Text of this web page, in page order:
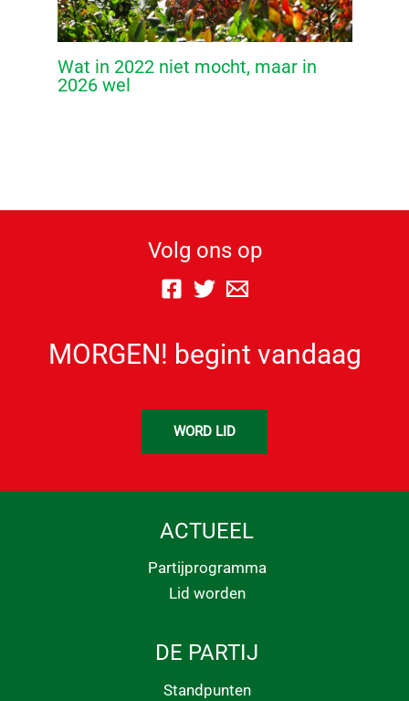
Wat in 2022 niet mocht, maar in
2026 wel
Volg ons op
MORGEN! begint vandaag
WORD LID
ACTUEEL
Partijprogramma
Lid worden
DE PARTIJ
Standpunten